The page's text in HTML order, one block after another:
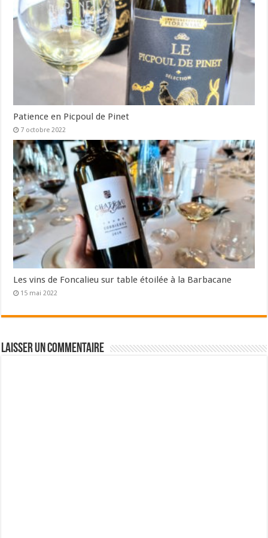
Patience en Picpoul de Pinet
7 octobre 2022
Les vins de Foncalieu sur table étoilée à la Barbacane
15 mai 2022
Laisser un commentaire